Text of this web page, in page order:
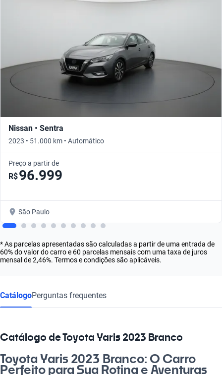
Nissan • Sentra
2023 • 51.000 km • Automático
Preço a partir de
R$96.999
São Paulo
* As parcelas apresentadas são calculadas a partir de uma entrada de
60% do valor do carro e 60 parcelas mensais com uma taxa de juros
mensal de 2,46%. Termos e condições são aplicáveis.
CatálogoPerguntas frequentes
Catálogo de Toyota Yaris 2023 Branco
Toyota Yaris 2023 Branco: O Carro
Perfeito para Sua Rotina e Aventuras